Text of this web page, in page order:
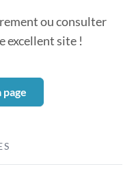
ou consulter
excellent site !
page